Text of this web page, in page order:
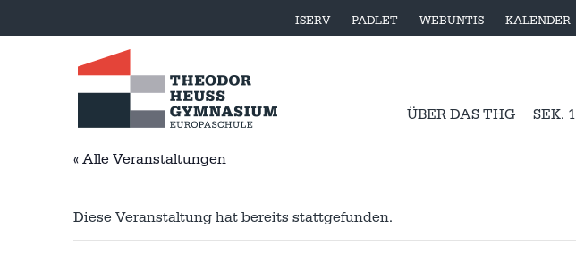
ISERV PADLET WEBUNTIS KALENDER
ÜBER DAS THG SEK. 1
« Alle Veranstaltungen
Diese Veranstaltung hat bereits stattgefunden.